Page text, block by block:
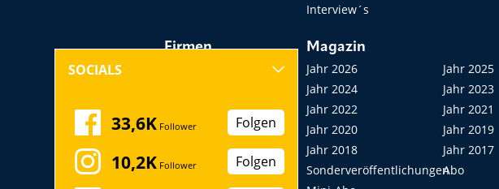
Interview´s
Firmen
Messen, Seminare,
Kongresse
Startup
Magazin
Jahr 2026
Jahr 2025
Jahr 2024
Jahr 2023
Jahr 2022
Jahr 2021
Jahr 2020
Jahr 2019
Jahr 2018
Jahr 2017
SonderveröffentlichungenAbo
SOCIALS
33,6K Follower Folgen
10,2K Follower Folgen